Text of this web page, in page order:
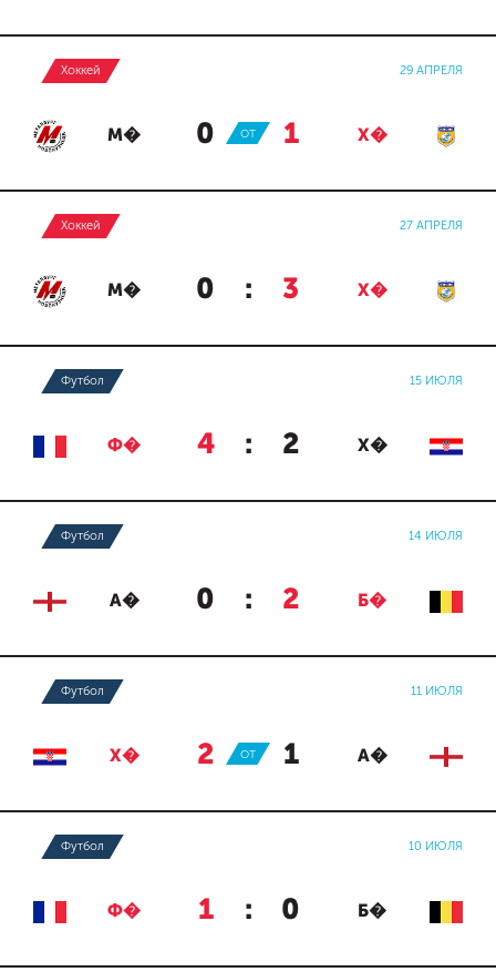
Хоккей 29 АПРЕЛЯ
М� 0 : 1 Х�
ОТ
Хоккей 27 АПРЕЛЯ
М� 0 : 3 Х�
Футбол 15 ИЮЛЯ
Ф� 4 : 2 Х�
Футбол 14 ИЮЛЯ
А� 0 : 2 Б�
Футбол 11 ИЮЛЯ
Х� 2 : 1 А�
ОТ
Футбол 10 ИЮЛЯ
Ф� 1 : 0 Б�